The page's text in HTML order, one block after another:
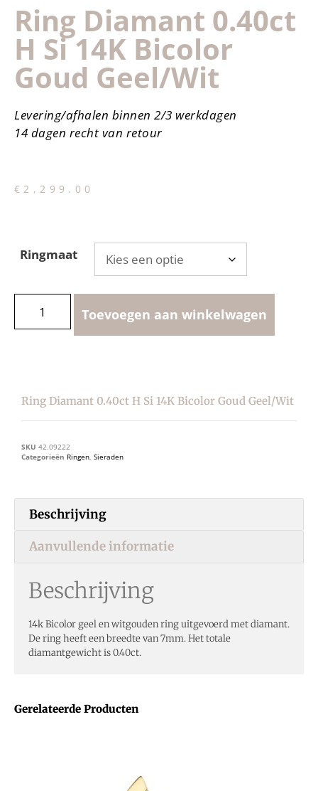
Ring Diamant 0.40ct
H Si 14K Bicolor
Goud Geel/wit
Levering/afhalen binnen 2/3 werkdagen
14 dagen recht van retour
€ 2,299.00
Ringmaat
Toevoegen aan winkelwagen
Gerelateerde Producten
Ring Diamant 0.40ct H Si 14K Bicolor Goud Geel/wit
SKU 42.09222
Categorieën Ringen, Sieraden
Beschrijving
Aanvullende informatie
Beschrijving
14k Bicolor geel en witgouden ring uitgevoerd met diamant.
De ring heeft een breedte van 7mm. Het totale
diamantgewicht is 0.40ct.